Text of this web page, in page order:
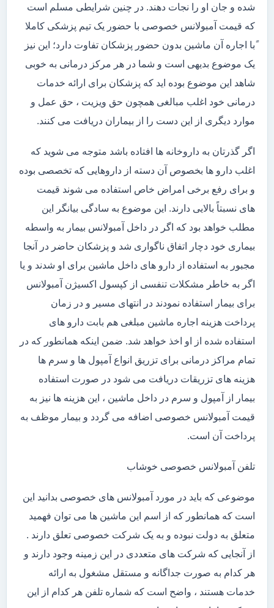
شده و جان او را نجات دهند. در چنین شرایطی مسلم است
که قیمت آمبولانس خصوصی با حضور یک تیم پزشکی کاملا
ًبا اجاره آن ماشین بدون حضور پزشکان تفاوت دارد؛ این نیز
یک موضوع بدیهی است و شما در هر مرکز درمانی به خوبی
شاهد این موضوع بوده اید که پزشکان برای ارائه خدمات
درمانی خود اغلب مبالغی همچون حق ویزیت ، حق عمل و
موارد دیگری از این دست را از بیماران دریافت می کنند.
اگر گذرتان به داروخانه ها افتاده باشد متوجه می شوید که
اغلب دارو ها بخصوص آن دسته از داروهایی که تخصصی بوده
و برای رفع برخی امراض خاص استفاده می شوند قیمت
های نسبتاً بالایی دارند. این موضوع به سادگی بیانگر این
مطلب خواهد بود که اگر در داخل آمبولانس بیمار به واسطه
بیماری خود دچار اتفاق ناگواری شد و پزشکان حاضر در آنجا
مجبور به استفاده از دارو های داخل ماشین برای او شدند و یا
اگر به خاطر مشکلات تنفسی از کپسول اکسیژن آمبولانس
برای بیمار استفاده نمودند در انتهای مسیر و در زمان
پرداخت هزینه اجاره ماشین مبلغی هم بابت دارو های
استفاده شده از او اخذ خواهد شد. ضمن اینکه همانطور که در
تمام مراکز درمانی برای تزریق انواع آمپول ها و سرم ها
هزینه های تزریقات دریافت می شود در صورت استفاده
بیمار از آمپول و سرم در داخل ماشین ، این هزینه ها نیز به
قیمت آمبولانس خصوصی اضافه می گردد و بیمار موظف به
پرداخت آن است.
تلفن آمبولانس خصوصی خوشاب
موضوعی که باید در مورد آمبولانس های خصوصی بدانید این
است که همانطور که از اسم این ماشین ها می توان فهمید
متعلق به دولت نبوده و به یک شرکت خصوصی تعلق دارند .
از آنجایی که شرکت های متعددی در این زمینه وجود دارند و
هر کدام به صورت جداگانه و مستقل مشغول به ارائه
خدمات هستند ، واضح است که شماره تلفن هر کدام از این